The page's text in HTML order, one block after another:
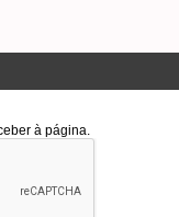
à página.